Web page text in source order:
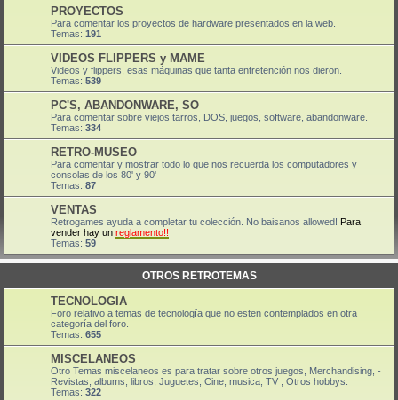
PROYECTOS
Para comentar los proyectos de hardware presentados en la web.
Temas: 191
VIDEOS FLIPPERS y MAME
Videos y flippers, esas máquinas que tanta entretención nos dieron.
Temas: 539
PC'S, ABANDONWARE, SO
Para comentar sobre viejos tarros, DOS, juegos, software, abandonware.
Temas: 334
RETRO-MUSEO
Para comentar y mostrar todo lo que nos recuerda los computadores y
consolas de los 80' y 90'
Temas: 87
VENTAS
Retrogames ayuda a completar tu colección. No baisanos allowed! Para
vender hay un reglamento!!
Temas: 59
OTROS RETROTEMAS
TECNOLOGIA
Foro relativo a temas de tecnología que no esten contemplados en otra
categoría del foro.
Temas: 655
MISCELANEOS
Otro Temas miscelaneos es para tratar sobre otros juegos, Merchandising, -
Revistas, albums, libros, Juguetes, Cine, musica, TV , Otros hobbys.
Temas: 322